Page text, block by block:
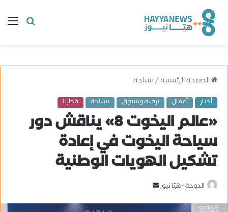
البحث
الصفحة الرئيسية/سياحة
أخبار أعمال ترفيه وتسوق سياحة قطرنا
«عالم اليخوت 8» يناقش دور
سياحة اليخوت في إعادة
تشكيل الهويات الوطنية
الدوحة - هيّا نيوز